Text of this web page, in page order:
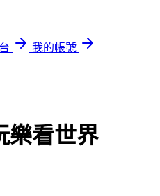
我的帳號
樂看世界